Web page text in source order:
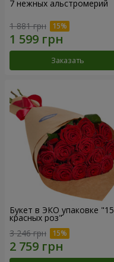
7 нежных альстромерий
1 881 грн
Заказать
Букет в ЭКО упаковке "15
красных роз"
3 246 грн